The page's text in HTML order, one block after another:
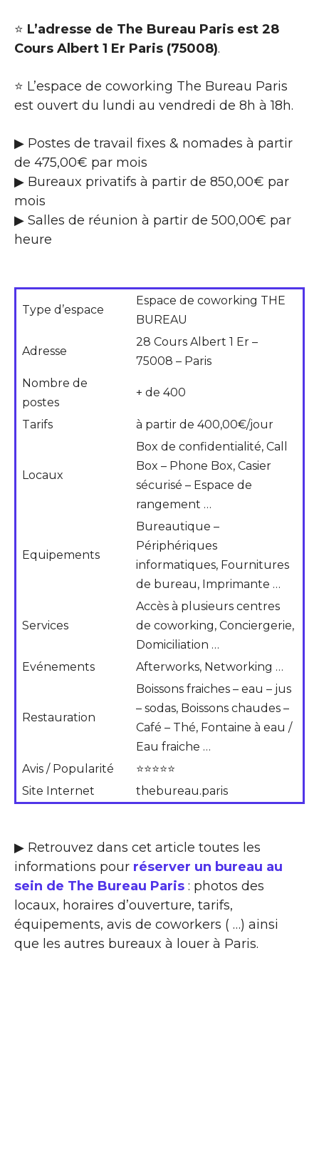
⭐ L’adresse de The Bureau Paris est 28
Cours Albert 1 Er Paris (75008).
⭐ L’espace de coworking The Bureau Paris
est ouvert du lundi au vendredi de 8h à 18h.
▶ Postes de travail fixes & nomades à partir
de 475,00€ par mois
▶ Bureaux privatifs à partir de 850,00€ par
mois
▶ Salles de réunion à partir de 500,00€ par
heure
Type d’espace
Espace de coworking THE
BUREAU
Adresse
28 Cours Albert 1 Er –
75008 – Paris
Nombre de
postes
+ de 400
Tarifs à partir de 400,00€/jour
Locaux
Box de confidentialité, Call
Box – Phone Box, Casier
sécurisé – Espace de
rangement …
Equipements
Bureautique –
Périphériques
informatiques, Fournitures
de bureau, Imprimante …
Services
Accès à plusieurs centres
de coworking, Conciergerie,
Domiciliation …
Evénements
Afterworks, Networking …
Restauration
Boissons fraiches – eau – jus
– sodas, Boissons chaudes –
Café – Thé, Fontaine à eau /
Eau fraiche …
Avis / Popularité
⭐⭐⭐⭐⭐
Site Internet
thebureau.paris
▶ Retrouvez dans cet article toutes les
informations pour réserver un bureau au
sein de The Bureau Paris : photos des
locaux, horaires d’ouverture, tarifs,
équipements, avis de coworkers ( …) ainsi
que les autres bureaux à louer à Paris.